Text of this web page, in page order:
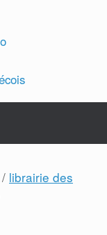
/ librairie des